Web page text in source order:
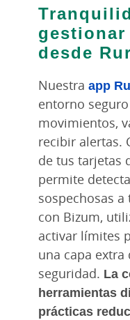
desde
Nuestra app
entorno
movimientos,
recibir alertas.
de tus tarjetas
permite
sospechosas
con Bizum,
activar límites
una capa
seguridad. La
herramientas
prácticas